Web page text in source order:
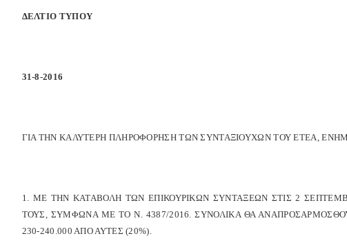
ΔΕΛΤΙΟ ΤΥΠΟΥ
31-8-2016
ΓΙΑ ΤΗΝ ΚΑΛΥΤΕΡΗ ΠΛΗΡΟΦΟΡΗΣΗ ΤΩΝ ΣΥΝΤΑΞΙΟΥΧΩΝ ΤΟΥ ΕΤΕΑ,
1. ΜΕ ΤΗΝ ΚΑΤΑΒΟΛΗ ΤΩΝ ΕΠΙΚΟΥΡΙΚΩΝ ΣΥΝΤΑΞΕΩΝ ΣΤΙΣ 2
ΤΟΥΣ, ΣΥΜΦΩΝΑ ΜΕ ΤΟ Ν. 4387/2016. ΣΥΝΟΛΙΚΑ ΘΑ
230-240.000 ΑΠΟ ΑΥΤΕΣ (20%).